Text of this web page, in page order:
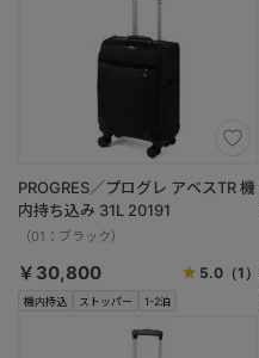
機内持込 ストッパー 1-2泊
PROGRES／プログレ アベスTR 機
内持ち込み 31L 20191
（01：ブラック）
￥30,800 5.0（1）